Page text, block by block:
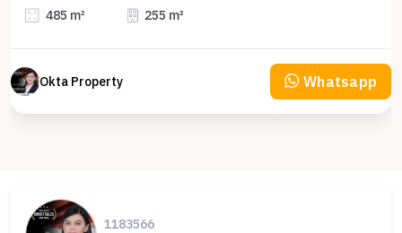
485 m² 255 m²
Okta Property Whatsapp
1183566